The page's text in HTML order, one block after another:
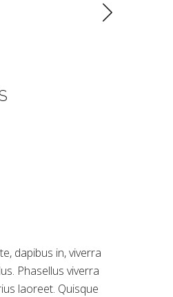
dapibus in, viverra
Phasellus viverra
laoreet. Quisque